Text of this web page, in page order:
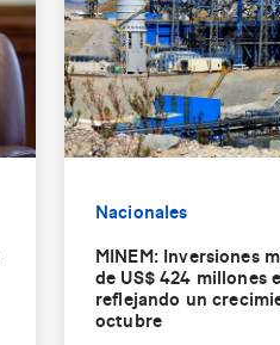
Nacionales
MINEM: Inversiones
de US$ 424 millones
reflejando un
octubre